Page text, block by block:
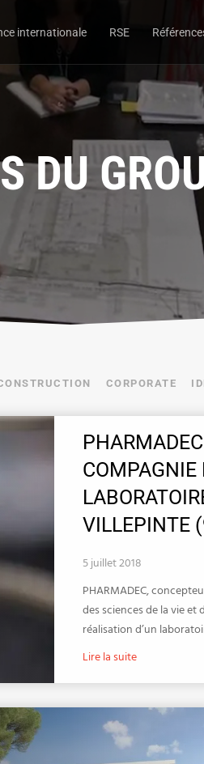
internationale RSE
DU
CORPORATE
COMPAGNIE
VILLEPINTE
5 juillet 2018
PHARMADEC,
des sciences de la vie et
réalisation d’un
Lire la suite